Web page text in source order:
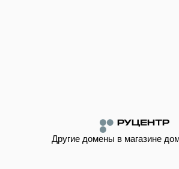
Другие домены в магазине